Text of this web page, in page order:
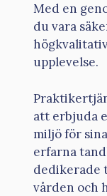
Med en
du vara
upplevelse.
att erbjuda
miljö för
erfarna
dedikerade
vården och